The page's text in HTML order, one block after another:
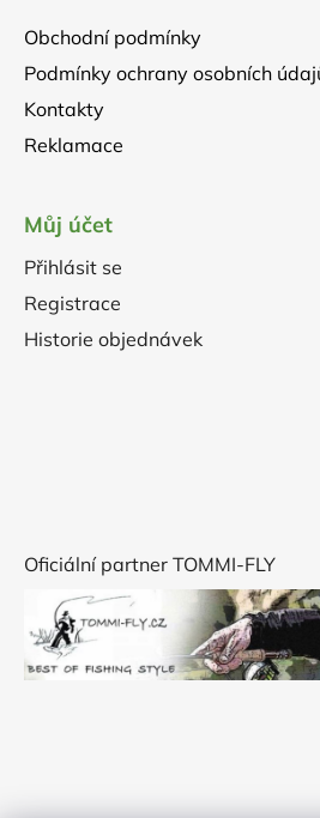
Obchodní podmínky
Podmínky ochrany osobních
Kontakty
Reklamace
Můj účet
Přihlásit se
Registrace
Historie objednávek
Oficiální partner TOMMI-FLY